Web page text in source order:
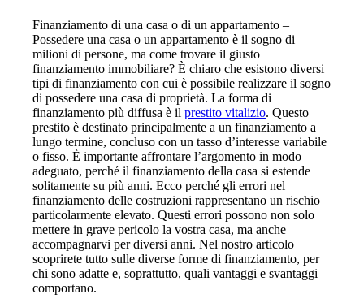
Finanziamento di una casa o di un appartamento –
Possedere una casa o un appartamento è il sogno di
milioni di persone, ma come trovare il giusto
finanziamento immobiliare? È chiaro che esistono diversi
tipi di finanziamento con cui è possibile realizzare il sogno
di possedere una casa di proprietà. La forma di
finanziamento più diffusa è ilprestito vitalizio. Questo
prestito è destinato principalmente a un finanziamento a
lungo termine, concluso con un tasso d’interesse variabile
o fisso. È importante affrontare l’argomento in modo
adeguato, perché il finanziamento della casa si estende
solitamente su più anni. Ecco perché gli errori nel
finanziamento delle costruzioni rappresentano un rischio
particolarmente elevato. Questi errori possono non solo
mettere in grave pericolo la vostra casa, ma anche
accompagnarvi per diversi anni. Nel nostro articolo
scoprirete tutto sulle diverse forme di finanziamento, per
chi sono adatte e, soprattutto, quali vantaggi e svantaggi
comportano.